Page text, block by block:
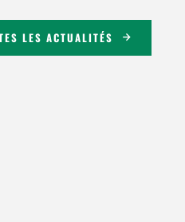
LES ACTUALITÉS